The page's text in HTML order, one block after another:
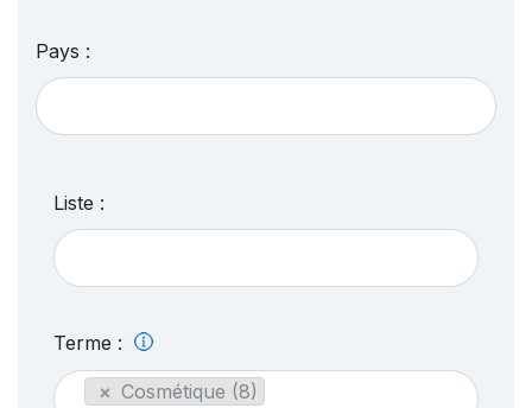
Pays :
Liste :
Terme :
× Cosmétique (8)